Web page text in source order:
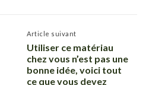
Article suivant
Utiliser ce matériau
chez vous n’est pas une
bonne idée, voici tout
ce que vous devez